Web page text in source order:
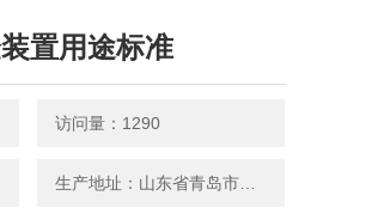
置用途标准
访问量：1290